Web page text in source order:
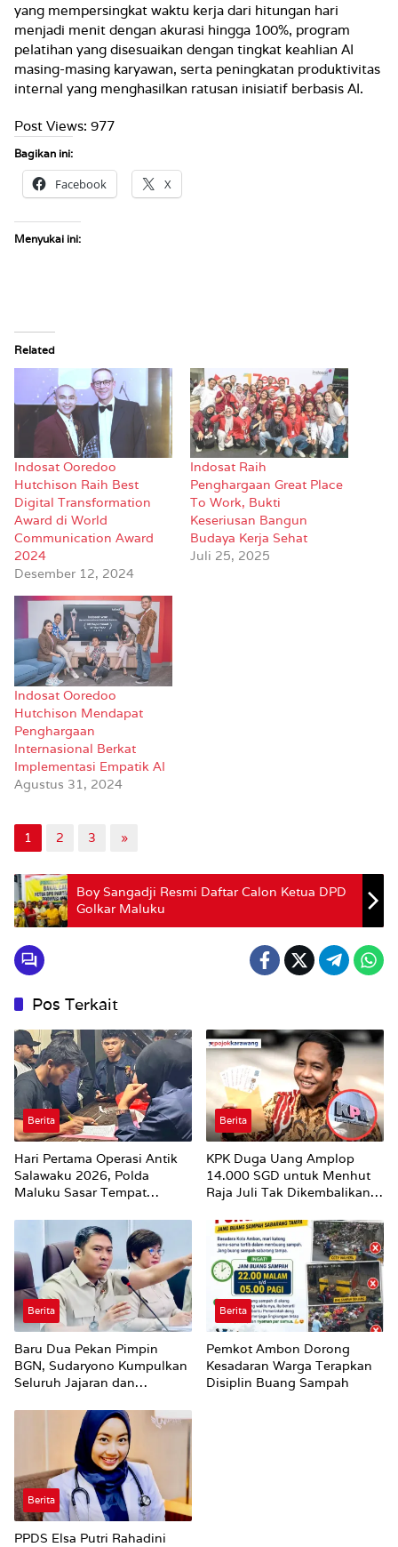
yang mempersingkat waktu kerja dari hitungan hari
menjadi menit dengan akurasi hingga 100%, program
pelatihan yang disesuaikan dengan tingkat keahlian AI
masing-masing karyawan, serta peningkatan produktivitas
internal yang menghasilkan ratusan inisiatif berbasis AI.
Post Views: 977
Bagikan ini:
Facebook X
Menyukai ini:
Related
Indosat Ooredoo
Hutchison Raih Best
Digital Transformation
Award di World
Communication Award
2024
Desember 12, 2024
Indosat Raih
Penghargaan Great Place
To Work, Bukti
Keseriusan Bangun
Budaya Kerja Sehat
Juli 25, 2025
Indosat Ooredoo
Hutchison Mendapat
Penghargaan
Internasional Berkat
Implementasi Empatik AI
Agustus 31, 2024
1 2 3 »
Boy Sangadji Resmi Daftar Calon Ketua DPD
Golkar Maluku
Pos Terkait
Berita
Hari Pertama Operasi Antik
Salawaku 2026, Polda
Maluku Sasar Tempat
Berita
KPK Duga Uang Amplop
14.000 SGD untuk Menhut
Raja Juli Tak Dikembalikan
Berita
Baru Dua Pekan Pimpin
BGN, Sudaryono Kumpulkan
Seluruh Jajaran dan
Pungli dan Pemerasan
Supplier harus Berhenti
Berita
Pemkot Ambon Dorong
Kesadaran Warga Terapkan
Disiplin Buang Sampah
Berita
PPDS Elsa Putri Rahadini